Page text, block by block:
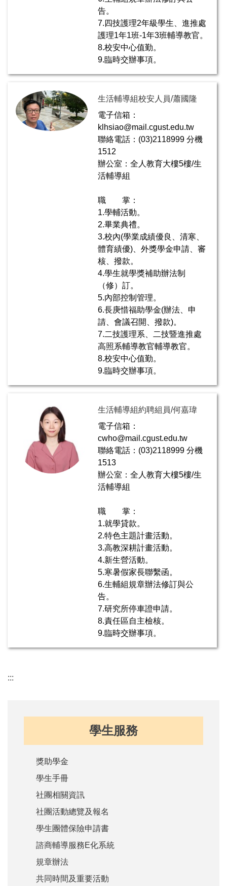
告。
7.四技護理2年級學生、進推處
護理1年1班-1年3班輔導教官。
8.校安中心值勤。
9.臨時交辦事項。
生活輔導組校安人員/蕭國隆
電子信箱：
klhsiao@mail.cgust.edu.tw
聯絡電話：(03)2118999 分機
1512
辦公室：全人教育大樓5樓/生
活輔導組
職 掌：
1.學輔活動。
2.畢業典禮。
3.校內(學業成績優良、清寒、
體育績優)、外獎學金申請、審
核、撥款。
4.學生就學獎補助辦法制
（修）訂。
5.內部控制管理。
6.長庚惜福助學金(辦法、申
請、會議召開、撥款)。
7.二技護理系、二技暨進推處
高照系輔導教官輔導教官。
8.校安中心值勤。
9.臨時交辦事項。
生活輔導組約聘組員/何嘉瑋
電子信箱：
cwho@mail.cgust.edu.tw
聯絡電話：(03)2118999 分機
1513
辦公室：全人教育大樓5樓/生
活輔導組
職 掌：
1.就學貸款。
2.特色主題計畫活動。
3.高教深耕計畫活動。
4.新生營活動。
5.寒暑假家長聯繫函。
6.生輔組規章辦法修訂與公
告。
7.研究所停車證申請。
8.責任區自主檢核。
9.臨時交辦事項。
:::
學生服務
獎助學金
學生手冊
社團相關資訊
社團活動總覽及報名
學生團體保險申請書
諮商輔導服務E化系統
規章辦法
共同時間及重要活動